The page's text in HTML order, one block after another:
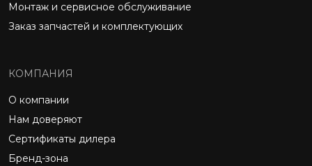
Монтаж и сервисное обслуживание
Заказ запчастей и комплектующих
КОМПАНИЯ
О компании
Нам доверяют
Сертификаты дилера
Бренд-зона